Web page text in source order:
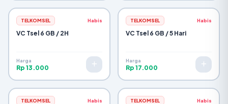
TELKOMSEL Habis
VC Tsel 6 GB / 2H
Harga
Rp 13.000
TELKOMSEL Habis
VC Tsel 6 GB / 5 Hari
Harga
Rp 17.000
TELKOMSEL Habis TELKOMSEL Habis